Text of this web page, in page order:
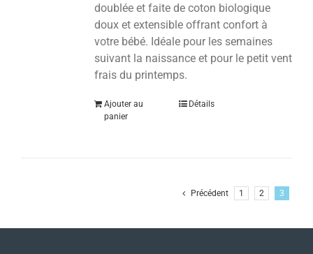
doublée et faite de coton biologique
doux et extensible offrant confort à
votre bébé. Idéale pour les semaines
suivant la naissance et pour le petit vent
frais du printemps.
Ajouter au
panier
Détails
Précédent 1 2 3